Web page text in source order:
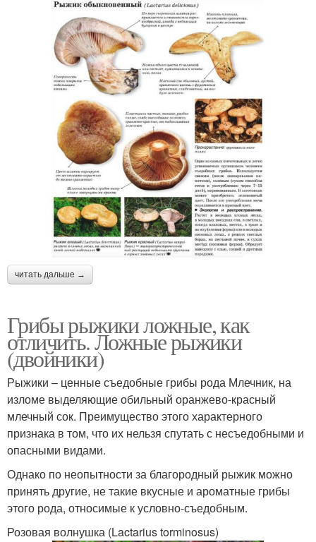
читать дальше →
Грибы рыжики ложные, как
отличить. Ложные рыжики
(двойники)
Рыжики – ценные съедобные грибы рода Млечник, на
изломе выделяющие обильный оранжево-красный
млечный сок. Преимущество этого характерного
признака в том, что их нельзя спутать с несъедобными и
опасными видами.
Однако по неопытности за благородный рыжик можно
принять другие, не такие вкусные и ароматные грибы
этого рода, относимые к условно-съедобным.
Розовая волнушка (Lactarius torminosus)